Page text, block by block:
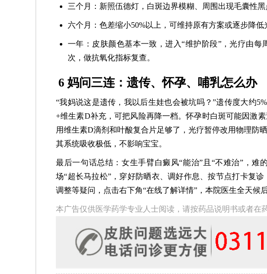
三个月：新照伍德灯，白斑边界模糊、周围出现毛囊性黑
六个月：色差缩小50%以上，可维持原有方案或逐步降低
一年：皮肤颜色基本一致，进入“维护阶段”，光疗由
次，做抗氧化指标复查。
6 妈问三连：遗传、怀孕、哺乳怎么办
“我妈说这是遗传，我以后生娃也会被坑吗？”遗传度大约
+维生素D补充，可把风险再降一档。怀孕时白斑可能因激
用维生素D滴剂和叶酸复合片足够了，光疗暂停改用物理防
其系统吸收极低，不影响宝宝。
最后一句话总结：女生手臂白癜风“能治”且“不难治”，
场“超长马拉松”，穿好防晒衣、调好作息、按节点打卡复
调整等疑问，点击右下角“在线了解详情”，本院医生全天候
本广告仅供医学药学专业人士阅读，请按药品说明书或者在